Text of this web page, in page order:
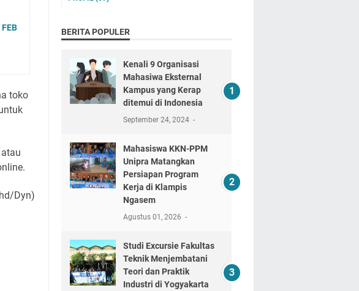
toko
Dyn)
BERITA POPULER
Kenali 9 Organisasi
Mahasiwa Eksternal
Kampus yang Kerap
ditemui di Indonesia
September 24, 2024
Mahasiswa KKN-PPM
Unipra Matangkan
Persiapan Program
Kerja di Klampis
Ngasem
Agustus 01, 2026
‎Studi Excursie Fakultas
Teknik Menjembatani
Teori dan Praktik
Industri di Yogyakarta ‎